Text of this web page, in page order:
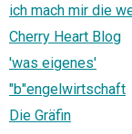
ich mach mir die
Cherry Heart Blog
'was eigenes'
"b"engelwirtschaft
Die Gräfin